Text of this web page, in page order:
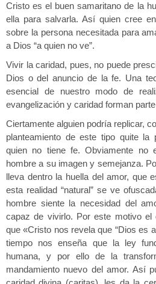
Cristo es el buen samaritano de la
ella para salvarla. Así quien cree
sobre la persona necesitada para
a Dios “a quien no ve”.
Vivir la caridad, pues, no puede
Dios o del anuncio de la fe. Una
esencial de nuestro modo de
evangelización y caridad forman
Ciertamente alguien podría replicar,
planteamiento de este tipo quite la
quien no tiene fe. Obviamente
hombre a su imagen y semejanza.
lleva dentro la huella del amor, que
esta realidad “natural” se ve
hombre siente la necesidad del
capaz de vivirlo. Por este motivo el
que «Cristo nos revela que “Dios es
tiempo nos enseña que la ley
humana, y por ello de la
mandamiento nuevo del amor. Así